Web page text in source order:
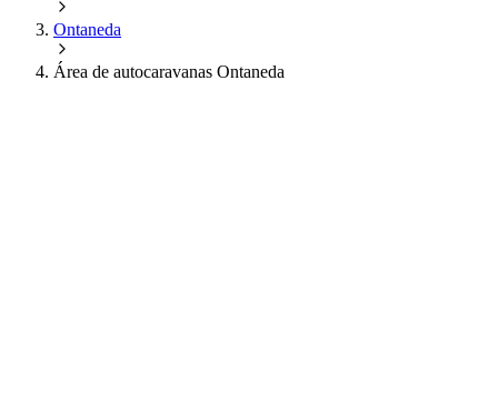
Ontaneda
Área de autocaravanas Ontaneda